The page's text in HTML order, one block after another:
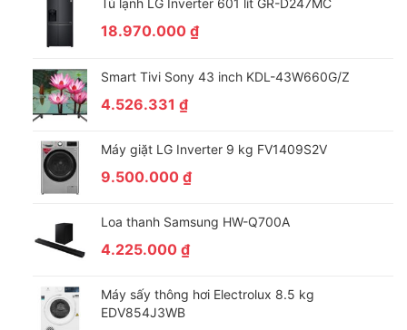
Chế độ Quite giúp máy vận hành êm ái
18.970.000 ₫
Smart Tivi Sony 43 inch KDL-43W660G/Z
4.526.331 ₫
Máy giặt LG Inverter 9 kg FV1409S2V
9.500.000 ₫
Loa thanh Samsung HW-Q700A
4.225.000 ₫
Máy sấy thông hơi Electrolux 8.5 kg
EDV854J3WB